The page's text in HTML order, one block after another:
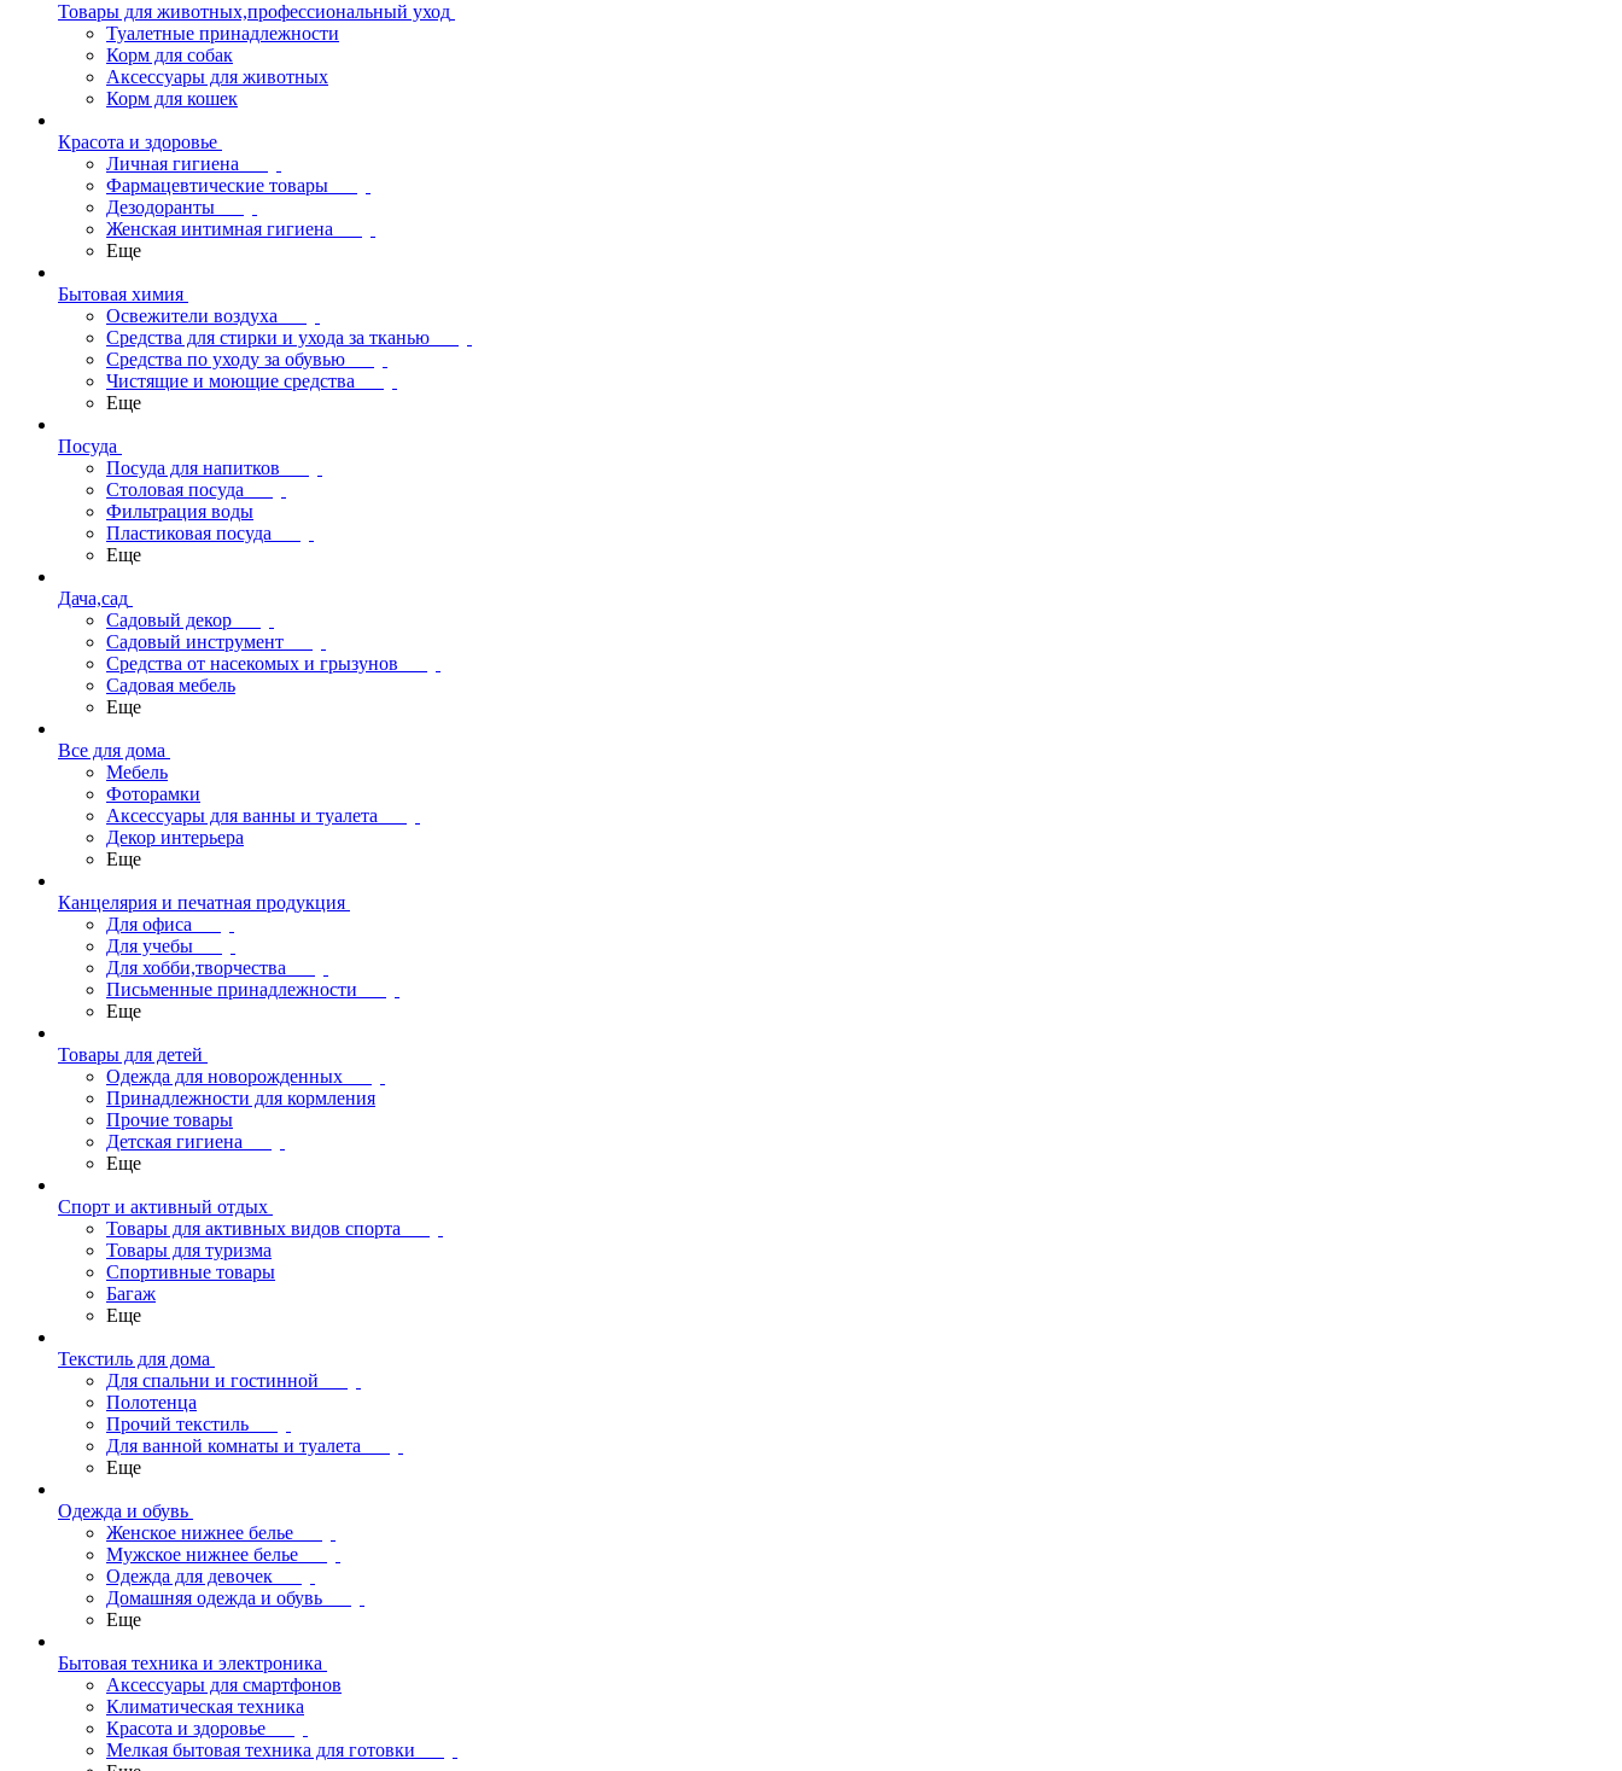
Товары для животных,профессиональный уход
Туалетные принадлежности
Корм для собак
Аксессуары для животных
Корм для кошек
Красота и здоровье
Личная гигиена
Фармацевтические товары
Дезодоранты
Женская интимная гигиена
Еще
Бытовая химия
Освежители воздуха
Средства для стирки и ухода за тканью
Средства по уходу за обувью
Чистящие и моющие средства
Еще
Посуда
Посуда для напитков
Столовая посуда
Фильтрация воды
Пластиковая посуда
Еще
Дача,сад
Садовый декор
Садовый инструмент
Средства от насекомых и грызунов
Садовая мебель
Еще
Все для дома
Мебель
Фоторамки
Аксессуары для ванны и туалета
Декор интерьера
Еще
Канцелярия и печатная продукция
Для офиса
Для учебы
Для хобби,творчества
Письменные принадлежности
Еще
Товары для детей
Одежда для новорожденных
Принадлежности для кормления
Прочие товары
Детская гигиена
Еще
Спорт и активный отдых
Товары для активных видов спорта
Товары для туризма
Спортивные товары
Багаж
Еще
Текстиль для дома
Для спальни и гостинной
Полотенца
Прочий текстиль
Для ванной комнаты и туалета
Еще
Одежда и обувь
Женское нижнее белье
Мужское нижнее белье
Одежда для девочек
Домашняя одежда и обувь
Еще
Бытовая техника и электроника
Аксессуары для смартфонов
Климатическая техника
Красота и здоровье
Мелкая бытовая техника для готовки